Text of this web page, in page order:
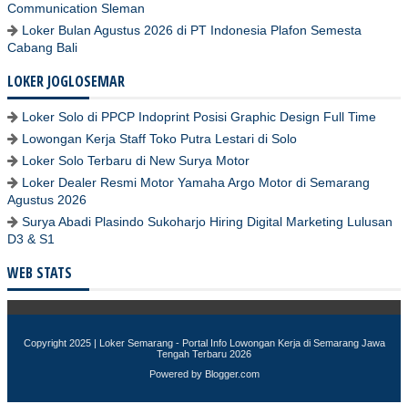
Communication Sleman
Loker Bulan Agustus 2026 di PT Indonesia Plafon Semesta
Cabang Bali
LOKER JOGLOSEMAR
Loker Solo di PPCP Indoprint Posisi Graphic Design Full Time
Lowongan Kerja Staff Toko Putra Lestari di Solo
Loker Solo Terbaru di New Surya Motor
Loker Dealer Resmi Motor Yamaha Argo Motor di Semarang
Agustus 2026
Surya Abadi Plasindo Sukoharjo Hiring Digital Marketing Lulusan
D3 & S1
WEB STATS
Copyright 2025 |
Loker Semarang - Portal Info Lowongan Kerja di Semarang Jawa
Tengah Terbaru 2026
Powered by Blogger.com